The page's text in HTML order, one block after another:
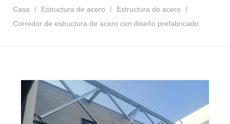
Casa / Estructura de acero / Estructura de acero
/
Corredor de estructura de acero con diseño prefabricado